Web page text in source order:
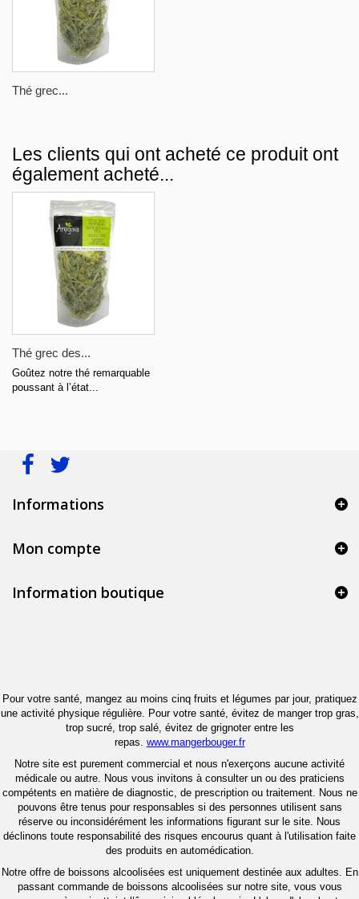
Thé grec...
Les clients qui ont acheté ce produit ont
également acheté...
Thé grec des...
Goûtez notre thé remarquable
poussant à l’état...
Informations
Mon compte
Information boutique
Pour votre santé, mangez au moins cinq fruits et légumes par jour, pratiquez
une activité physique régulière. Pour votre santé, évitez de manger trop gras,
trop sucré, trop salé, évitez de grignoter entre les
repas. www.mangerbouger.fr
Notre site est purement commercial et nous n'exerçons aucune activité
médicale ou autre. Nous vous invitons à consulter un ou des praticiens
compétents en matière de diagnostic, de prescription ou traitement. Nous ne
pouvons être tenus pour responsables si des personnes utilisent sans
réserve ou inconsidérément les informations figurant sur le site. Nous
déclinons toute responsabilité des risques encourus quant à l'utilisation faite
des produits en automédication.
Notre offre de boissons alcoolisées est uniquement destinée aux adultes. En
passant commande de boissons alcoolisées sur notre site, vous vous